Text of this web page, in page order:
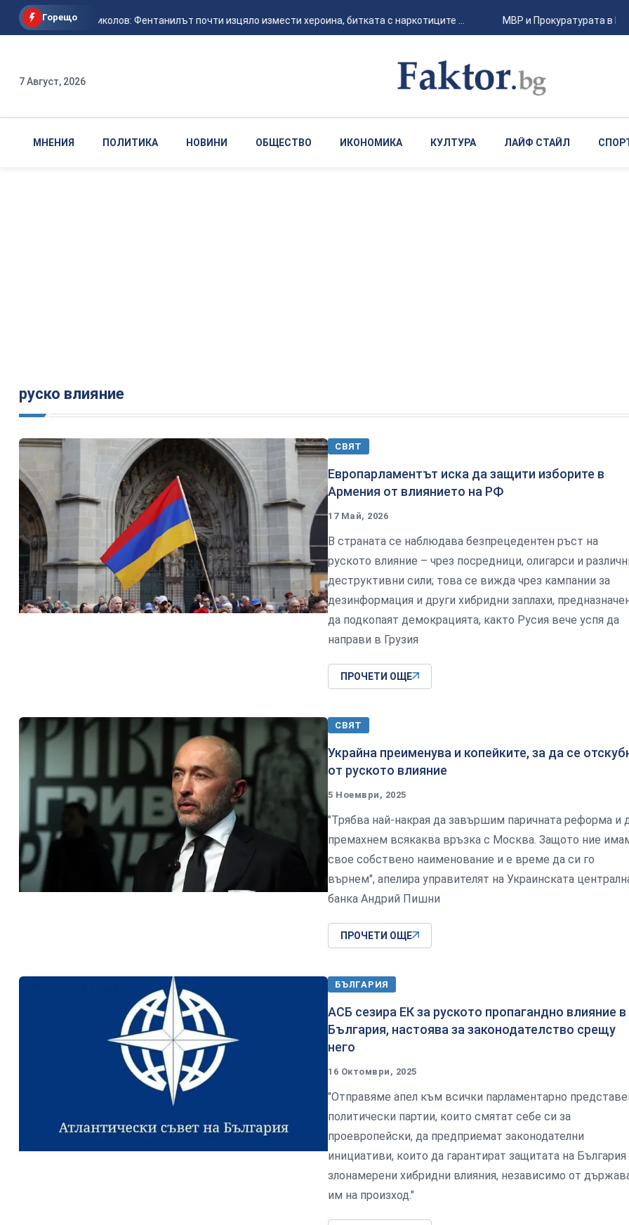
Горещо
Любомир Николов: Фентанилът почти изцяло измести хероина, битката с наркотиците ... МВР и Прокуратурата в
7 Август, 2026
МНЕНИЯ ПОЛИТИКА НОВИНИ ОБЩЕСТВО ИКОНОМИКА КУЛТУРА ЛАЙФ СТАЙЛ
руско влияние
СВЯТ
Европарламентът иска да защити изборите в
Армения от влиянието на РФ
17 Май, 2026
В страната се наблюдава безпрецедентен ръст на
руското влияние – чрез посредници, олигарси и
деструктивни сили; това се вижда чрез кампании за
дезинформация и други хибридни заплахи,
да подкопаят демокрацията, както Русия вече успя да
направи в Грузия
ПРОЧЕТИ ОЩЕ
СВЯТ
Украйна преименува и копейките, за да се
от руското влияние
5 Ноември, 2025
"Трябва най-накрая да завършим паричната реформа и
премахнем всякаква връзка с Москва. Защото ние
свое собствено наименование и е време да си го
върнем", апелира управителят на Украинската
банка Андрий Пишни
ПРОЧЕТИ ОЩЕ
БЪЛГАРИЯ
АСБ сезира ЕК за руското пропагандно влияние в
България, настоява за законодателство срещу
него
16 Октомври, 2025
"Отправяме апел към всички парламентарно
политически партии, които смятат себе си за
проевропейски, да предприемат законодателни
инициативи, които да гарантират защитата на България
злонамерени хибридни влияния, независимо от
им на произход."